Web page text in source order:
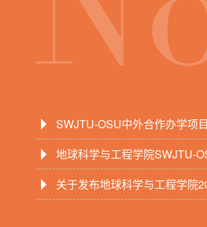
SWJTU-OSU中外合作办学项
助教招聘公告
地球科学与工程学院SWJTU-
告
关于发布地球科学与工程学院